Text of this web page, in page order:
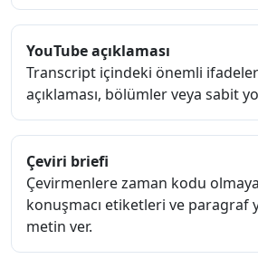
YouTube açıklaması
Transcript içindeki önemli
açıklaması, bölümler veya sabit
Çeviri briefi
Çevirmenlere zaman kodu
konuşmacı etiketleri ve paragraf
metin ver.